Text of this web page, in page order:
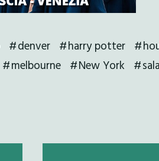
denver harry potter
melbourne New York